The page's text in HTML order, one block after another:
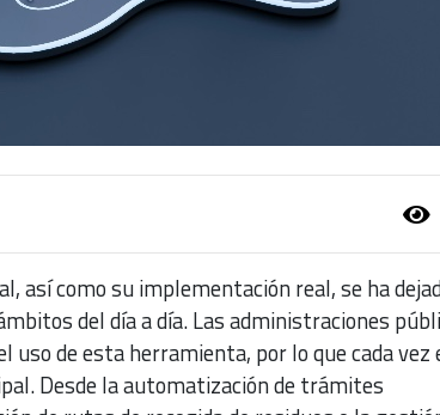
así como su implementación real, se ha
del día a día. Las administraciones
uso de esta herramienta, por lo que cada vez
Desde la automatización de trámites